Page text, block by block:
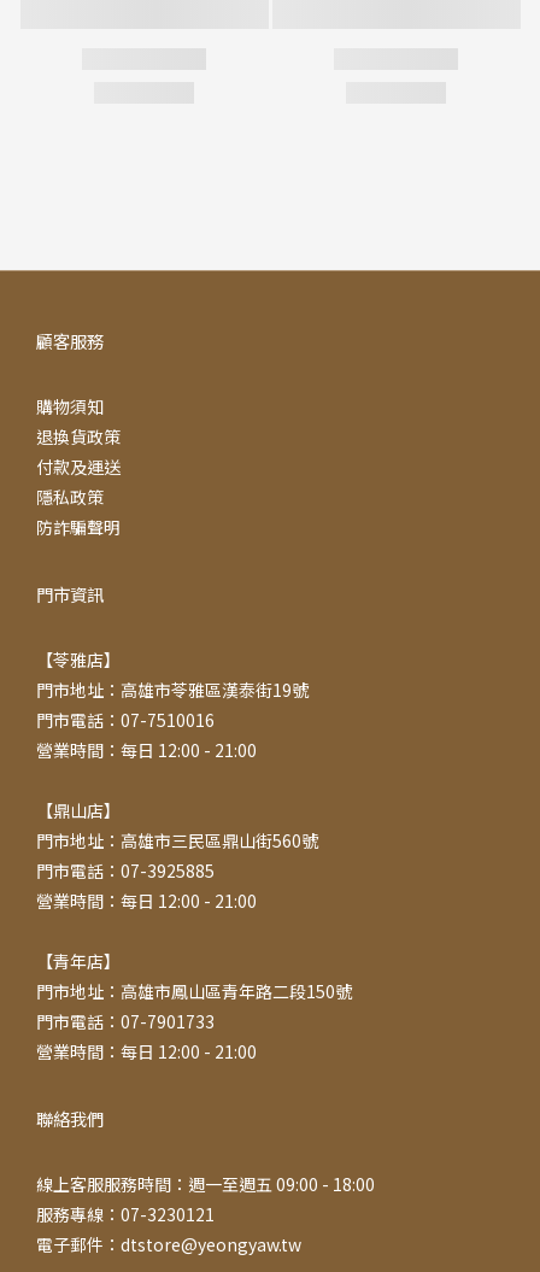
顧客服務
購物須知
退換貨政策
付款及運送
隱私政策
防詐騙聲明
門市資訊
【苓雅店】
門市地址：高雄市苓雅區漢泰街19號
門市電話：07-7510016
營業時間：每日 12:00 - 21:00
【鼎山店】
門市地址：高雄市三民區鼎山街560號
門市電話：07-3925885
營業時間：每日 12:00 - 21:00
【青年店】
門市地址：高雄市鳳山區青年路二段150號
門市電話：07-7901733
營業時間：每日 12:00 - 21:00
聯絡我們
線上客服服務時間：週一至週五 09:00 - 18:00
服務專線：07-3230121
電子郵件：dtstore@yeongyaw.tw